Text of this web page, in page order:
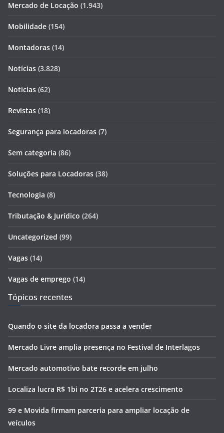
Mercado de Locação (1.943)
Mobilidade (154)
Montadoras (14)
Notícias (3.828)
Notícias (62)
Revistas (18)
Segurança para locadoras (7)
Sem categoria (86)
Soluções para Locadoras (38)
Tecnologia (8)
Tributação & Jurídico (264)
Uncategorized (99)
Vagas (14)
Vagas de emprego (14)
Tópicos recentes
Quando o site da locadora passa a vender
Mercado Livre amplia presença no Festival de Interlagos
Mercado automotivo bate recorde em julho
Localiza lucra R$ 1bi no 2T26 e acelera crescimento
99 e Movida firmam parceria para ampliar locação de
veículos